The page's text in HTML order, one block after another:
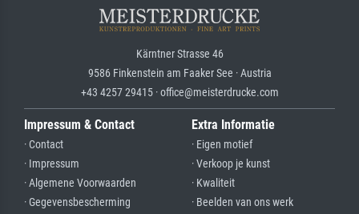
Kärntner Strasse 46
9586 Finkenstein am Faaker See · Austria
+43 4257 29415 · office@meisterdrucke.com
Impressum & Contact
· Contact
· Impressum
· Algemene Voorwaarden
· Gegevensbescherming
Extra Informatie
· Eigen motief
· Verkoop je kunst
· Kwaliteit
· Beelden van ons werk